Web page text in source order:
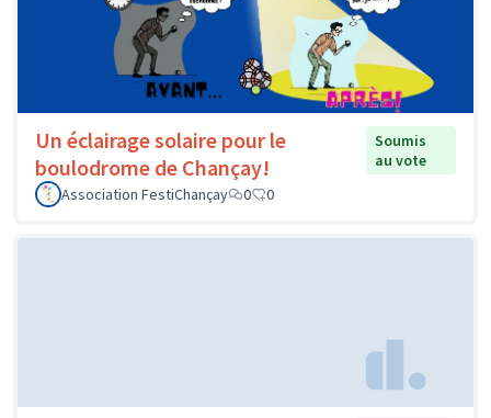
Un éclairage solaire pour le
boulodrome de Chançay!
Soumis
au vote
Association FestiChançay
0 0